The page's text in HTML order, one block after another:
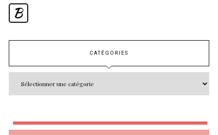
B
CATÉGORIES